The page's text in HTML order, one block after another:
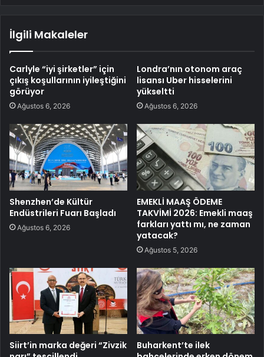
İlgili Makaleler
Carlyle “iyi şirketler” için
çıkış koşullarının iyileştiğini
görüyor
Ağustos 6, 2026
Londra’nın otonom araç
lisansı Uber hisselerini
yükseltti
Ağustos 6, 2026
Shenzhen’de Kültür
Endüstrileri Fuarı Başladı
Ağustos 6, 2026
EMEKLİ MAAŞ ÖDEME
TAKVİMİ 2026: Emekli maaş
farkları yattı mı, ne zaman
yatacak?
Ağustos 5, 2026
Siirt’in marka değeri “Zivzik
Buharkent’te ilek